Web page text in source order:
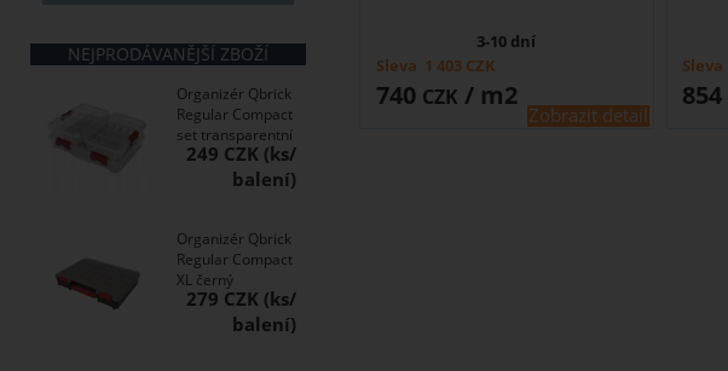
3-10 dní
Zobrazit detail
740 CZK / m2
Sleva 1 403 CZK
854
Sleva
NEJPRODÁVANĚJŠÍ ZBOŽÍ
Organizér Qbrick
Regular Compact
set transparentní
249 CZK
Organizér Qbrick
Regular Compact
XL černý
279 CZK